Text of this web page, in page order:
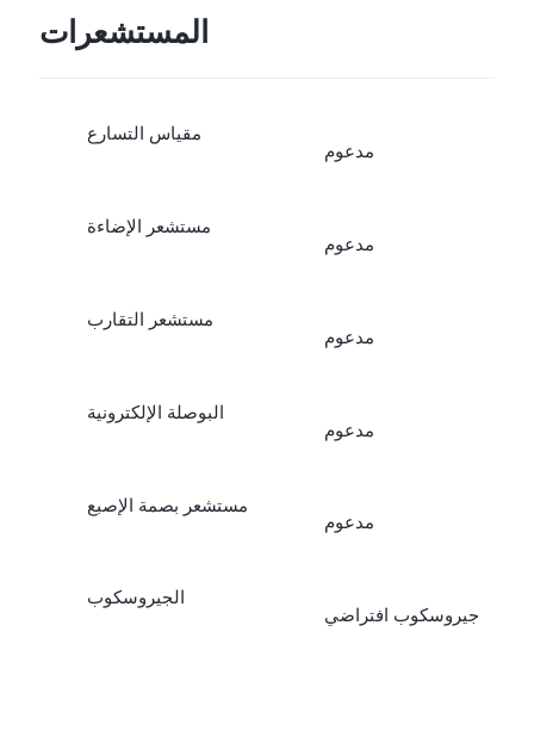
المستشعرات
مقياس التسارع
مدعوم
مستشعر الإضاءة
مدعوم
مستشعر التقارب
مدعوم
البوصلة الإلكترونية
مدعوم
مستشعر بصمة الإصبع
مدعوم
الجيروسكوب
جيروسكوب افتراضي